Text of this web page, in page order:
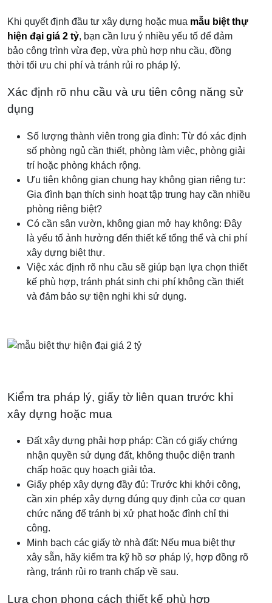
Khi quyết định đầu tư xây dựng hoặc mua mẫu biệt thự
hiện đại giá 2 tỷ, bạn cần lưu ý nhiều yếu tố để đảm
bảo công trình vừa đẹp, vừa phù hợp nhu cầu, đồng
thời tối ưu chi phí và tránh rủi ro pháp lý.
Xác định rõ nhu cầu và ưu tiên công năng sử
dụng
Số lượng thành viên trong gia đình: Từ đó xác định
số phòng ngủ cần thiết, phòng làm việc, phòng giải
trí hoặc phòng khách rộng.
Ưu tiên không gian chung hay không gian riêng tư:
Gia đình bạn thích sinh hoạt tập trung hay cần nhiều
phòng riêng biệt?
Có cần sân vườn, không gian mở hay không: Đây
là yếu tố ảnh hưởng đến thiết kế tổng thể và chi phí
xây dựng biệt thự.
Việc xác định rõ nhu cầu sẽ giúp bạn lựa chọn thiết
kế phù hợp, tránh phát sinh chi phí không cần thiết
và đảm bảo sự tiện nghi khi sử dụng.
Kiểm tra pháp lý, giấy tờ liên quan trước khi
xây dựng hoặc mua
Đất xây dựng phải hợp pháp: Cần có giấy chứng
nhận quyền sử dụng đất, không thuộc diện tranh
chấp hoặc quy hoạch giải tỏa.
Giấy phép xây dựng đầy đủ: Trước khi khởi công,
cần xin phép xây dựng đúng quy định của cơ quan
chức năng để tránh bị xử phạt hoặc đình chỉ thi
công.
Minh bạch các giấy tờ nhà đất: Nếu mua biệt thự
xây sẵn, hãy kiểm tra kỹ hồ sơ pháp lý, hợp đồng rõ
ràng, tránh rủi ro tranh chấp về sau.
Lựa chọn phong cách thiết kế phù hợp